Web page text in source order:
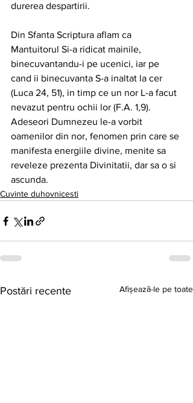
durerea despartirii.
Din Sfanta Scriptura aflam ca
Mantuitorul Si-a ridicat mainile,
binecuvantandu-i pe ucenici, iar pe
cand ii binecuvanta S-a inaltat la cer
(Luca 24, 51), in timp ce un nor L-a facut
nevazut pentru ochii lor (F.A. 1,9).
Adeseori Dumnezeu le-a vorbit
oamenilor din nor, fenomen prin care se
manifesta energiile divine, menite sa
reveleze prezenta Divinitatii, dar sa o si
ascunda.
Cuvinte duhovnicesti
Postări recente Afișează-le pe toate